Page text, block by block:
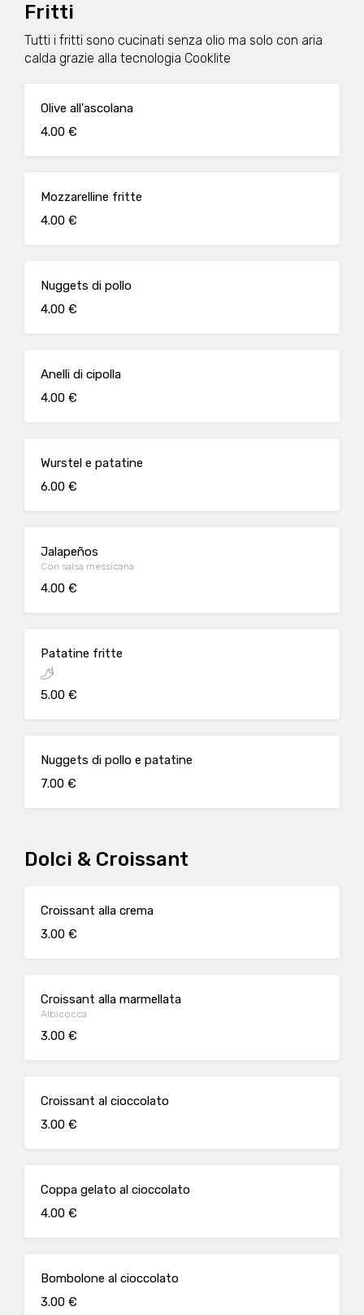
Fritti
Tutti i fritti sono cucinati senza olio ma solo con aria
calda grazie alla tecnologia Cooklite
Olive all'ascolana
4.00 €
Mozzarelline fritte
4.00 €
Nuggets di pollo
4.00 €
Anelli di cipolla
4.00 €
Wurstel e patatine
6.00 €
Jalapeños
Con salsa messicana
4.00 €
Patatine fritte
5.00 €
Nuggets di pollo e patatine
7.00 €
Dolci & Croissant
Croissant alla crema
3.00 €
Croissant alla marmellata
Albicocca
3.00 €
Croissant al cioccolato
3.00 €
Coppa gelato al cioccolato
4.00 €
Bombolone al cioccolato
3.00 €